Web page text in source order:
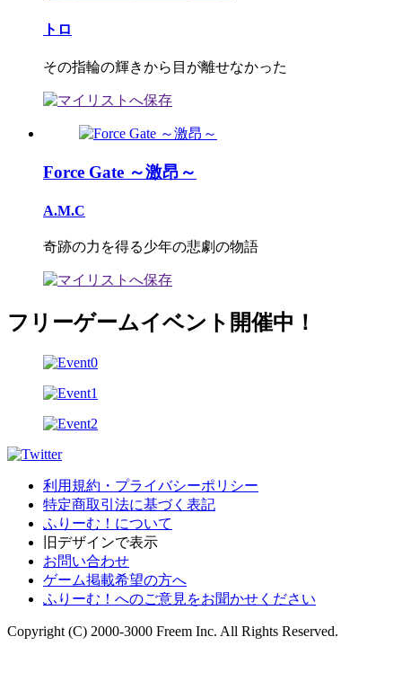
トロ
その指輪の輝きから目が離せなかった
Force Gate ～激昂～
A.M.C
奇跡の力を得る少年の悲劇の物語
フリーゲームイベント開催中！
利用規約・プライバシーポリシー
特定商取引法に基づく表記
ふりーむ！について
旧デザインで表示
お問い合わせ
ゲーム掲載希望の方へ
ふりーむ！へのご意見をお聞かせください
Copyright (C) 2000-3000 Freem Inc. All Rights Reserved.